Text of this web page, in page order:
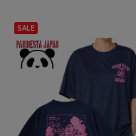
SALE